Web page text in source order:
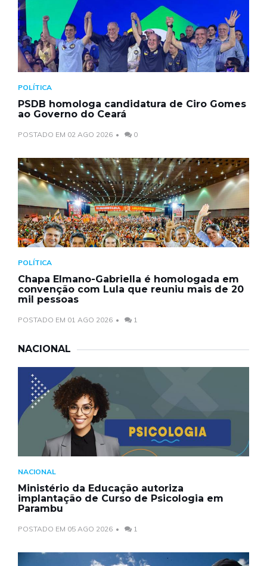
POLÍTICA
PSDB homologa candidatura de Ciro Gomes
ao Governo do Ceará
POSTADO EM 02 AGO 2026 0
POLÍTICA
Chapa Elmano-Gabriella é homologada em
convenção com Lula que reuniu mais de 20
mil pessoas
POSTADO EM 01 AGO 2026 1
NACIONAL
NACIONAL
Ministério da Educação autoriza
implantação de Curso de Psicologia em
Parambu
POSTADO EM 05 AGO 2026 1